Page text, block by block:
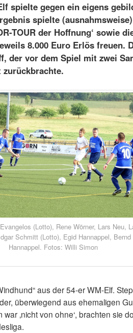
spielte gegen ein eigens
spielte
TOUR der Hoffnung‘ sowie
8.000 Euro Erlös freuen.
der vor dem Spiel mit zwei
(Lotto), Rene Wörner, Lars Neu,
Schmitt (Lotto), Egid Hannappel, Bernd
Hannappel. Fotos: Willi Simon
aus der 54-er WM-Elf.
überwiegend aus ehemaligen
war ‚nicht von ohne‘, brachten sie